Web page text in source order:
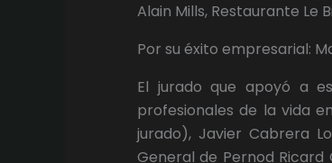
Alain Mills, Restaurante Le
Por su éxito empresarial:
El jurado que apoyó a
profesionales de la vida
jurado), Javier Cabrera
General de Pernod Ricard